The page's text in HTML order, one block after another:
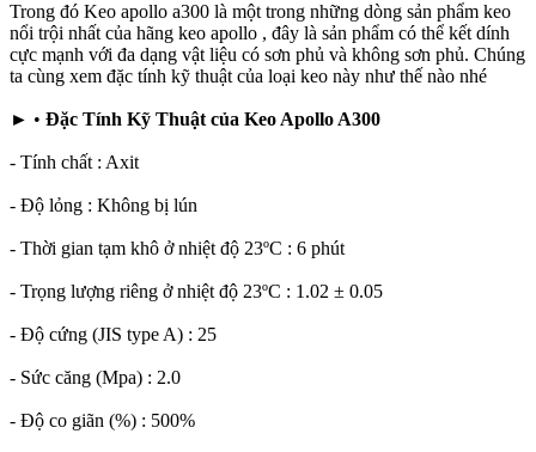
Trong đó Keo apollo a300 là một trong những dòng sản phẩm keo
nổi trội nhất của hãng keo apollo , đây là sản phẩm có thể kết dính
cực mạnh với đa dạng vật liệu có sơn phủ và không sơn phủ. Chúng
ta cùng xem đặc tính kỹ thuật của loại keo này như thế nào nhé
► • Đặc Tính Kỹ Thuật của Keo Apollo A300
- Tính chất : Axit
- Độ lỏng : Không bị lún
- Thời gian tạm khô ở nhiệt độ 23ºC : 6 phút
- Trọng lượng riêng ở nhiệt độ 23ºC : 1.02 ± 0.05
- Độ cứng (JIS type A) : 25
- Sức căng (Mpa) : 2.0
- Độ co giãn (%) : 500%